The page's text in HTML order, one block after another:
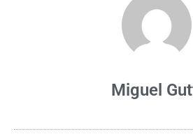
Miguel